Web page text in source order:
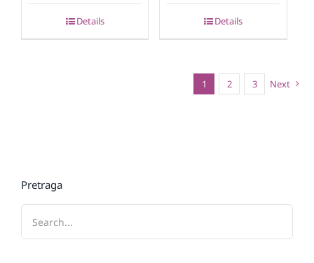
Details Details
1 2 3 Next
Pretraga